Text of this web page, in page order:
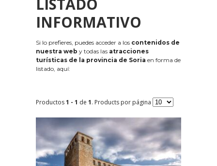
LISTADO
INFORMATIVO
Si lo prefieres, puedes acceder a los contenidos de
nuestra web y todas las atracciones
turísticas de la provincia de Soria en forma de
listado, aquí:
Productos1 - 1 de 1. Products por página